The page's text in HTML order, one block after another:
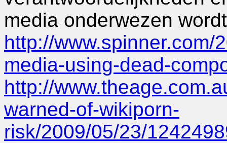
media onderwezen
http://www.spinner.com/
media-using-dead-
http://
warned-of-wikiporn-
risk/2009/05/23/